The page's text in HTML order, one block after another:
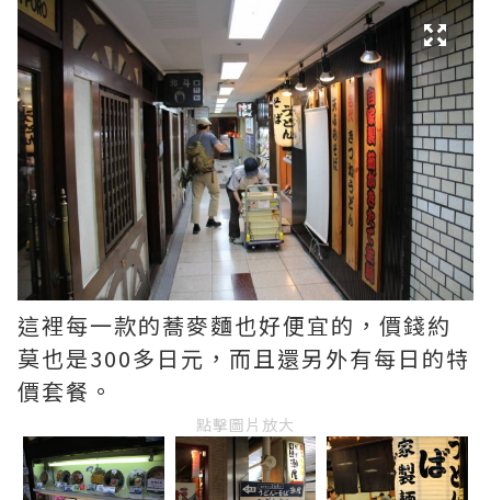
這裡每一款的蕎麥麵也好便宜的，價錢約
莫也是300多日元，而且還另外有每日的特
價套餐。
點擊圖片放大